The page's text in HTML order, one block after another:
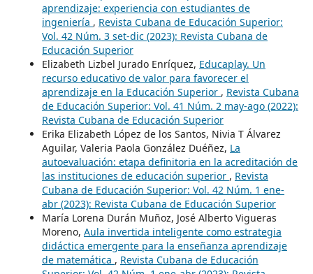
aprendizaje: experiencia con estudiantes de
ingeniería , Revista Cubana de Educación Superior:
Vol. 42 Núm. 3 set-dic (2023): Revista Cubana de
Educación Superior
Elizabeth Lizbel Jurado Enríquez, Educaplay. Un
recurso educativo de valor para favorecer el
aprendizaje en la Educación Superior , Revista Cubana
de Educación Superior: Vol. 41 Núm. 2 may-ago (2022):
Revista Cubana de Educación Superior
Erika Elizabeth López de los Santos, Nivia T Álvarez
Aguilar, Valeria Paola González Duéñez, La
autoevaluación: etapa definitoria en la acreditación de
las instituciones de educación superior , Revista
Cubana de Educación Superior: Vol. 42 Núm. 1 ene-
abr (2023): Revista Cubana de Educación Superior
María Lorena Durán Muñoz, José Alberto Vigueras
Moreno, Aula invertida inteligente como estrategia
didáctica emergente para la enseñanza aprendizaje
de matemática , Revista Cubana de Educación